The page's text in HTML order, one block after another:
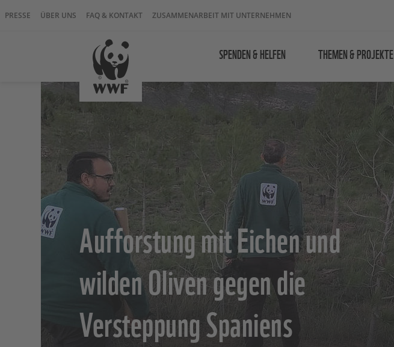
PRESSE ÜBER UNS FAQ & KONTAKT ZUSAMMENARBEIT MIT UNTERNEHMEN
SPENDEN & HELFEN THEMEN & PROJEKTE
Aufforstung mit Eichen und
wilden Oliven gegen die
Versteppung Spaniens